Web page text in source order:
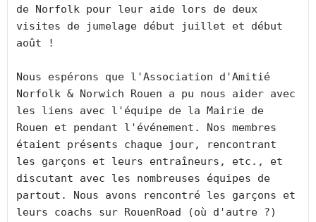
de Norfolk pour leur aide lors de deux
visites de jumelage début juillet et début
août !
Nous espérons que l'Association d'Amitié
Norfolk & Norwich Rouen a pu nous aider avec
les liens avec l'équipe de la Mairie de
Rouen et pendant l'événement. Nos membres
étaient présents chaque jour, rencontrant
les garçons et leurs entraîneurs, etc., et
discutant avec les nombreuses équipes de
partout. Nous avons rencontré les garçons et
leurs coachs sur RouenRoad (où d'autre ?)